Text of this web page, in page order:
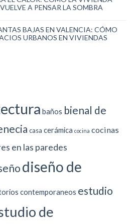
A PENSAR LA SOMBRA
BAJAS EN VALENCIA: CÓMO
URBANOS EN VIVIENDAS
baños bienal de
casa cerámica cocina cocinas
en las paredes
diseño de
contemporaneos estudio
de